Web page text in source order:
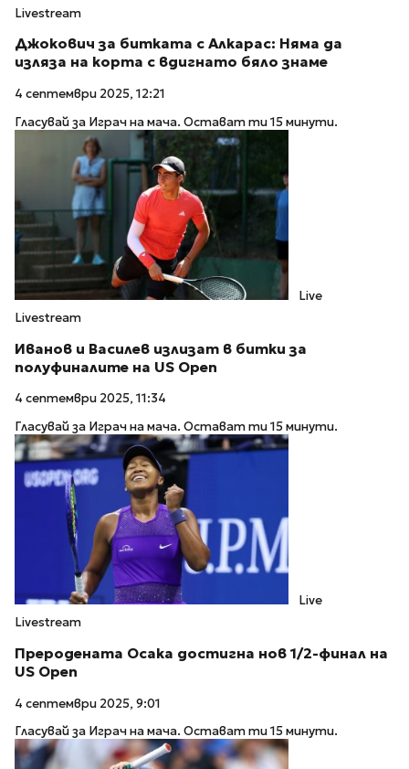
Livestream
Джокович за битката с Алкарас: Няма да
изляза на корта с вдигнато бяло знаме
4 септември 2025, 12:21
Гласувай за Играч на мача. Остават ти 15 минути.
Live
Livestream
Иванов и Василев излизат в битки за
полуфиналите на US Open
4 септември 2025, 11:34
Гласувай за Играч на мача. Остават ти 15 минути.
Live
Livestream
Преродената Осака достигна нов 1/2-финал на
US Open
4 септември 2025, 9:01
Гласувай за Играч на мача. Остават ти 15 минути.